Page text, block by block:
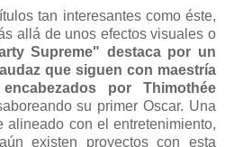
tan interesantes como éste,
allá de unos efectos visuales o
Supreme" destaca por un
que siguen con maestría
por Thimothée
su primer Oscar. Una
alineado con el entretenimiento,
existen proyectos con esta